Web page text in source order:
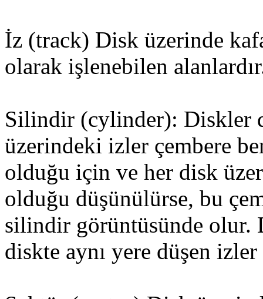
İz (track) Disk üzerinde
olarak işlenebilen
Silindir (cylinder): Diskler
üzerindeki izler çembere
olduğu için ve her disk
olduğu düşünülürse, bu
silindir görüntüsünde olur.
diskte aynı yere düşen